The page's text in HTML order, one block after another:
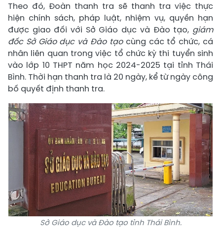
Theo đó, Đoàn thanh tra sẽ thanh tra việc thực
hiện chính sách, pháp luật, nhiệm vụ, quyền hạn
được giao đối với Sở Giáo dục và Đào tạo, giám
đốc Sở Giáo dục và Đào tạocùng các tổ chức, cá
nhân liên quan trong việc tổ chức kỳ thi tuyển sinh
vào lớp 10 THPT năm học 2024-2025 tại tỉnh Thái
Bình. Thời hạn thanh tra là 20 ngày, kể từ ngày công
bố quyết định thanh tra.
Sở Giáo dục và Đào tạo tỉnh Thái Bình.